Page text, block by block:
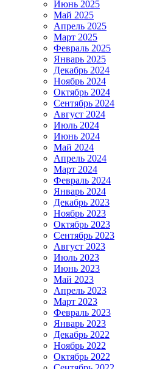
Июнь 2025
Май 2025
Апрель 2025
Март 2025
Февраль 2025
Январь 2025
Декабрь 2024
Ноябрь 2024
Октябрь 2024
Сентябрь 2024
Август 2024
Июль 2024
Июнь 2024
Май 2024
Апрель 2024
Март 2024
Февраль 2024
Январь 2024
Декабрь 2023
Ноябрь 2023
Октябрь 2023
Сентябрь 2023
Август 2023
Июль 2023
Июнь 2023
Май 2023
Апрель 2023
Март 2023
Февраль 2023
Январь 2023
Декабрь 2022
Ноябрь 2022
Октябрь 2022